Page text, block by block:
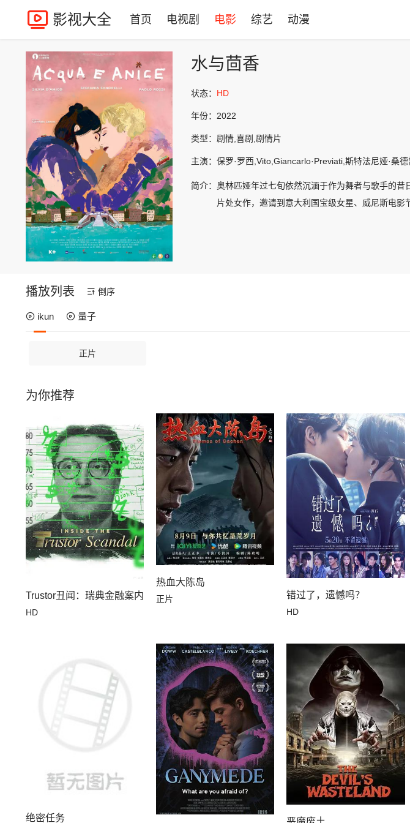
影视大全 首页 电视剧 电影 综艺 动漫
水与茴香
状态： HD
年份： 2022
类型： 剧情,喜剧,剧情片
主演： 保罗·罗西,Vito,Giancarlo·Previati,斯特法尼娅·桑
简介： 奥林匹娅年过七旬依然沉湎于作为舞者与歌手的
片处女作，邀请到意大利国宝级女星、威尼斯电影
播放列表 倒序
ikun 量子
正片
为你推荐
Trustor丑闻：瑞典金融案内幕
HD
热血大陈岛
正片 错过了，遗憾吗？
HD
绝密任务